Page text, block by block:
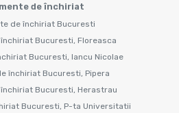
de închiriat
de închiriat Bucuresti
Bucuresti, Floreasca
Bucuresti, Iancu Nicolae
închiriat Bucuresti, Pipera
Bucuresti, Herastrau
Bucuresti, P-ta Universitatii